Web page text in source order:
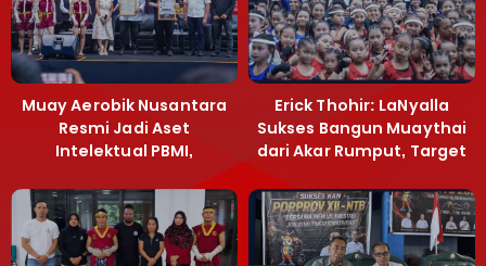
Muay Aerobik Nusantara
Resmi Jadi Aset
Intelektual PBMI,
Terobosan Bangun
Grassroots
Erick Thohir: LaNyalla
Sukses Bangun Muaythai
dari Akar Rumput, Target